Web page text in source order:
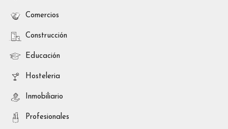
Comercios
Construcción
Educación
Hosteleria
Inmobiliario
Profesionales